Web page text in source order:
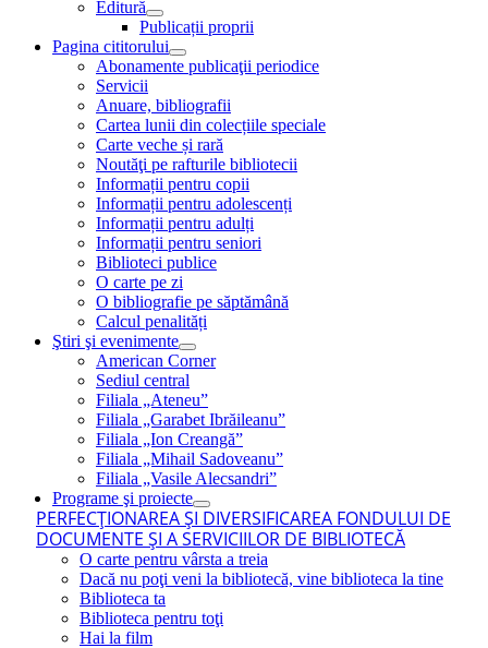
Editură
Publicații proprii
Pagina cititorului
Abonamente publicaţii periodice
Servicii
Anuare, bibliografii
Cartea lunii din colecțiile speciale
Carte veche și rară
Noutăţi pe rafturile bibliotecii
Informații pentru copii
Informații pentru adolescenți
Informații pentru adulți
Informații pentru seniori
Biblioteci publice
O carte pe zi
O bibliografie pe săptămână
Calcul penalități
Ştiri şi evenimente
American Corner
Sediul central
Filiala „Ateneu”
Filiala „Garabet Ibrăileanu”
Filiala „Ion Creangă”
Filiala „Mihail Sadoveanu”
Filiala „Vasile Alecsandri”
Programe şi proiecte
PERFECŢIONAREA ŞI DIVERSIFICAREA FONDULUI DE
DOCUMENTE ŞI A SERVICIILOR DE BIBLIOTECĂ
O carte pentru vârsta a treia
Dacă nu poţi veni la bibliotecă, vine biblioteca la tine
Biblioteca ta
Biblioteca pentru toţi
Hai la film